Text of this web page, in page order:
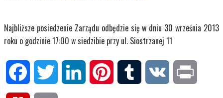
Najbliższe posiedzenie Zarządu odbędzie się w dniu 30 września 2013
roku o godzinie 17:00 w siedzibie przy ul. Siostrzanej 11
Facebook Twitter LinkedIn Pinterest Tumblr VK